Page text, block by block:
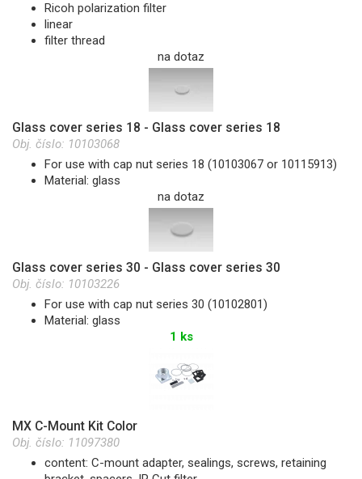
Ricoh polarization filter
linear
filter thread
na dotaz
Glass cover series 18 - Glass cover series 18
Obj. číslo: 10103068
For use with cap nut series 18 (10103067 or 10115913)
Material: glass
na dotaz
Glass cover series 30 - Glass cover series 30
Obj. číslo: 10103226
For use with cap nut series 30 (10102801)
Material: glass
1 ks
MX C-Mount Kit Color
Obj. číslo: 11097380
content: C-mount adapter, sealings, screws, retaining